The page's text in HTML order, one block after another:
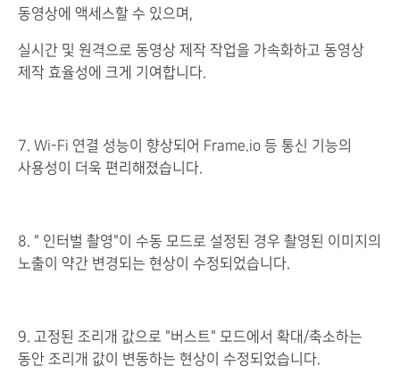
동영상에 액세스할 수 있으며,
실시간 및 원격으로 동영상 제작 작업을 가속화하고 동영상
제작 효율성에 크게 기여합니다.
7. Wi-Fi 연결 성능이 향상되어 Frame.io 등 통신 기능의
사용성이 더욱 편리해졌습니다.
8. " 인터벌 촬영"이 수동 모드로 설정된 경우 촬영된 이미지의
노출이 약간 변경되는 현상이 수정되었습니다.
9. 고정된 조리개 값으로 "버스트" 모드에서 확대/축소하는
동안 조리개 값이 변동하는 현상이 수정되었습니다.